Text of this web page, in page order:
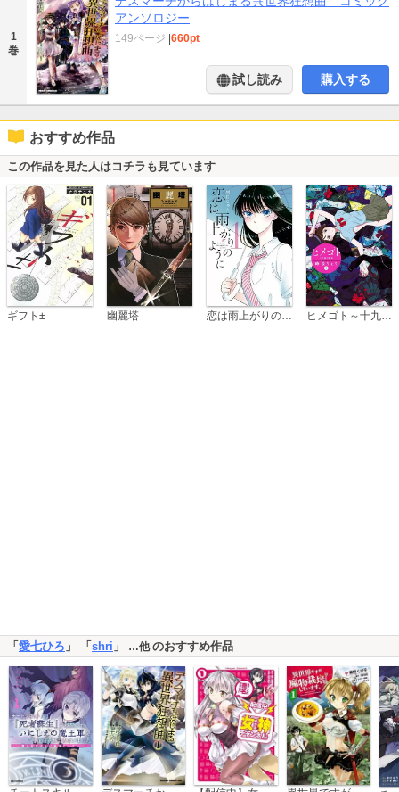
1
巻
アンソロジー
149ページ |660pt
試し読み 購入する
おすすめ作品
この作品を見た人はコチラも見ています
ギフト± 幽麗塔 ヒメゴト～十九歳の制服～
「愛七ひろ 」 「shri 」 …他のおすすめ作品